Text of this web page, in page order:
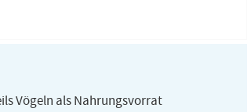
Vögeln als Nahrungsvorrat